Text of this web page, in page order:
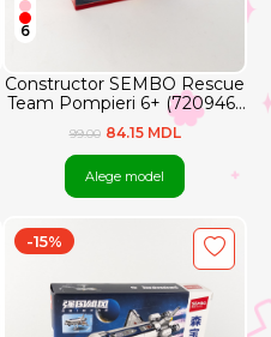
Constructor SEMBO Rescue
Team Pompieri 6+ (720946–
720949)
6
99.00 84.15 MDL
Alege model
-15%